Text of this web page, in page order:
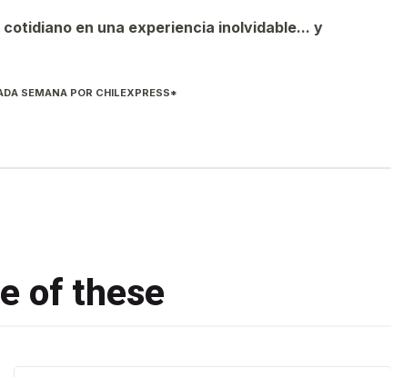
en una experiencia inolvidable... y
SEMANA POR CHILEXPRESS*
of these